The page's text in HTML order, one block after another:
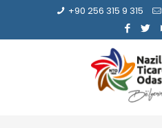
+90 256 315 9 315